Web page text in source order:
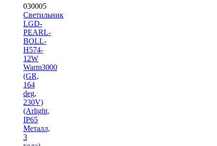
030005
Светильник
LGD-
PEARL-
BOLL-
H574-
12W
Warm3000
(GR,
164
deg,
230V)
(Arlight,
IP65
Металл,
3